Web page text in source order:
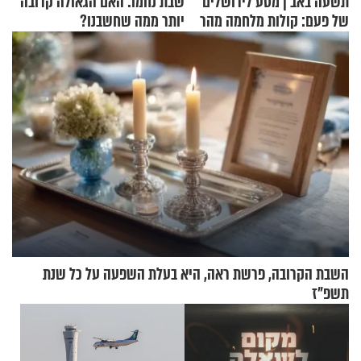
של פעם: קולות מלחמה מהר
הזיתים
יותר ממה שחשבנו?
השבת הקרובה, פרשת ראה, היא בעלת השפעה על כל שנת
תשפ"ז